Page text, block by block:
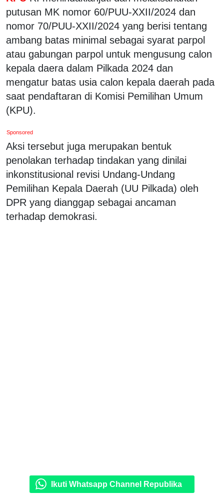
putusan MK nomor 60/PUU-XXII/2024 dan
nomor 70/PUU-XXII/2024 yang berisi tentang
ambang batas minimal sebagai syarat parpol
atau gabungan parpol untuk mengusung calon
kepala daera dalam Pilkada 2024 dan
mengatur batas usia calon kepala daerah pada
saat pendaftaran di Komisi Pemilihan Umum
(KPU).
Sponsored
Aksi tersebut juga merupakan bentuk
penolakan terhadap tindakan yang dinilai
inkonstitusional revisi Undang-Undang
Pemilihan Kepala Daerah (UU Pilkada) oleh
DPR yang dianggap sebagai ancaman
terhadap demokrasi.
Ikuti Whatsapp Channel Republika